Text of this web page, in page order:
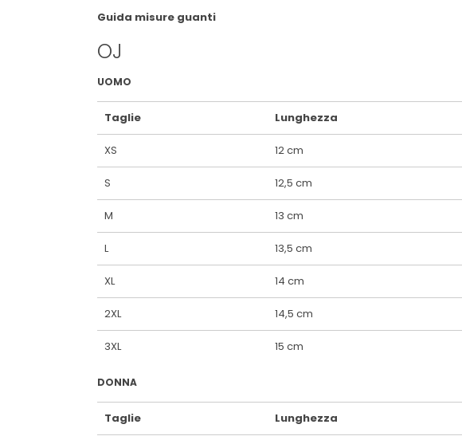
Guida misure guanti
OJ
UOMO
Taglie Lunghezza
XS 12 cm
S 12,5 cm
M 13 cm
L 13,5 cm
XL 14 cm
2XL 14,5 cm
3XL 15 cm
DONNA
Taglie Lunghezza